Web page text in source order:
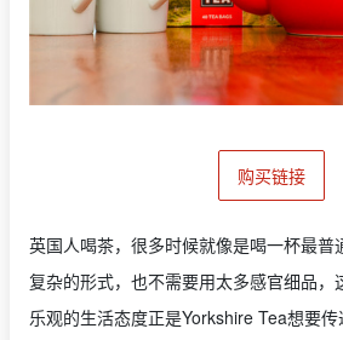
购买链接
英国人喝茶，很多时候就像是喝一杯最普
复杂的形式，也不需要用太多感官细品，
乐观的生活态度正是Yorkshire Tea想要